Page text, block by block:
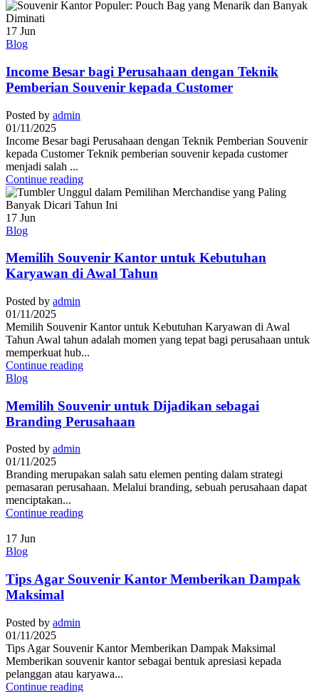
17 Jun
Blog
Income Besar bagi Perusahaan dengan Teknik
Pemberian Souvenir kepada Customer
Posted by admin
01/11/2025
Income Besar bagi Perusahaan dengan Teknik Pemberian Souvenir
kepada Customer Teknik pemberian souvenir kepada customer
menjadi salah ...
Continue reading
17 Jun
Blog
Memilih Souvenir Kantor untuk Kebutuhan
Karyawan di Awal Tahun
Posted by admin
01/11/2025
Memilih Souvenir Kantor untuk Kebutuhan Karyawan di Awal
Tahun Awal tahun adalah momen yang tepat bagi perusahaan untuk
memperkuat hub...
Continue reading
Blog
Memilih Souvenir untuk Dijadikan sebagai
Branding Perusahaan
Posted by admin
01/11/2025
Branding merupakan salah satu elemen penting dalam strategi
pemasaran perusahaan. Melalui branding, sebuah perusahaan dapat
menciptakan...
Continue reading
17 Jun
Blog
Tips Agar Souvenir Kantor Memberikan Dampak
Maksimal
Posted by admin
01/11/2025
Tips Agar Souvenir Kantor Memberikan Dampak Maksimal
Memberikan souvenir kantor sebagai bentuk apresiasi kepada
pelanggan atau karyawa...
Continue reading